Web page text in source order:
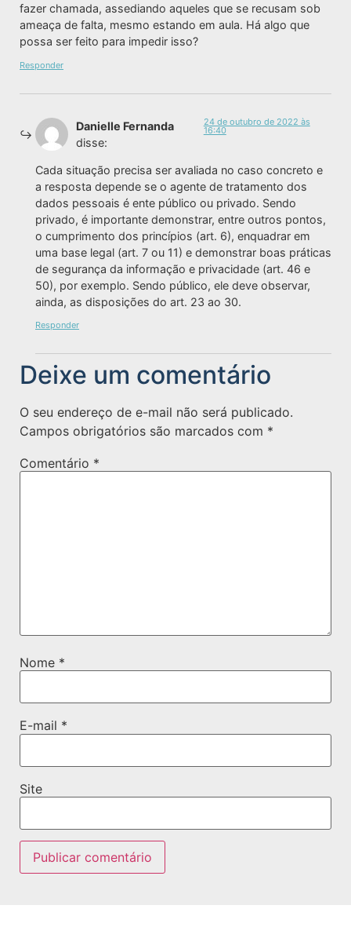
fazer chamada, assediando aqueles que se recusam sob
ameaça de falta, mesmo estando em aula. Há algo que
possa ser feito para impedir isso?
Responder
Danielle Fernanda
disse:
24 de outubro de 2022 às
16:40
Cada situação precisa ser avaliada no caso concreto e
a resposta depende se o agente de tratamento dos
dados pessoais é ente público ou privado. Sendo
privado, é importante demonstrar, entre outros pontos,
o cumprimento dos princípios (art. 6), enquadrar em
uma base legal (art. 7 ou 11) e demonstrar boas práticas
de segurança da informação e privacidade (art. 46 e
50), por exemplo. Sendo público, ele deve observar,
ainda, as disposições do art. 23 ao 30.
Responder
Deixe um comentário
O seu endereço de e-mail não será publicado.
Campos obrigatórios são marcados com *
Comentário *
Nome *
E-mail *
Site